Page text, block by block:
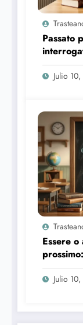
Passato
negar
Julio
Essere
Julio